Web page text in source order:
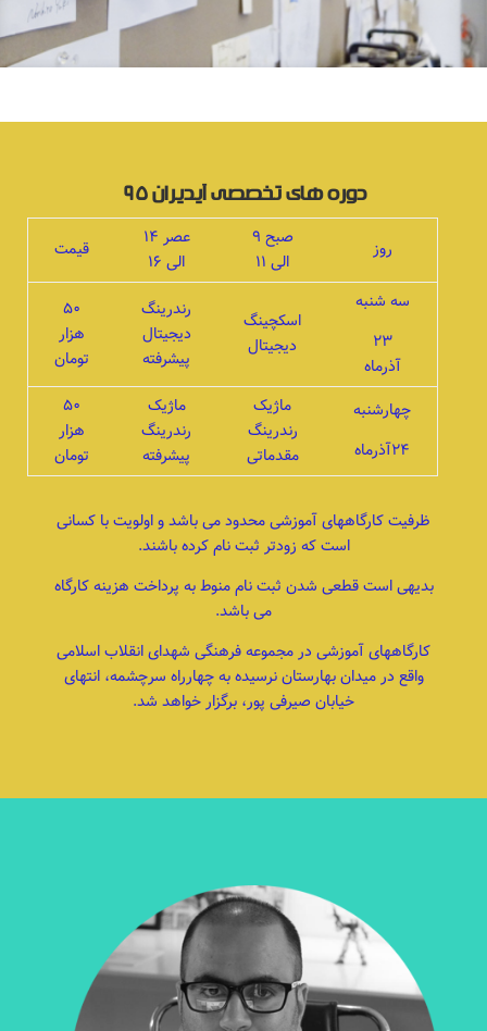
دوره های تخصصی آیدیران ۹۵
روز
صبح ۹
الی ۱۱
عصر ۱۴
الی ۱۶
قیمت
سه شنبه
۲۳
آذرماه
اسکچینگ
دیجیتال
رندرینگ
دیجیتال
پیشرفته
۵۰
هزار
تومان
چهارشنبه
۲۴آذرماه
ماژیک
رندرینگ
مقدماتی
ماژیک
رندرینگ
پیشرفته
۵۰
هزار
تومان
ظرفیت کارگاههای آموزشی محدود می باشد و اولویت با کسانی
است که زودتر ثبت نام کرده باشند.
بدیهی است قطعی شدن ثبت نام منوط به پرداخت هزینه کارگاه
می باشد.
کارگاههای آموزشی در مجموعه فرهنگی شهدای انقلاب اسلامی
واقع در میدان بهارستان نرسیده به چهارراه سرچشمه، انتهای
خیابان صیرفی پور، برگزار خواهد شد.